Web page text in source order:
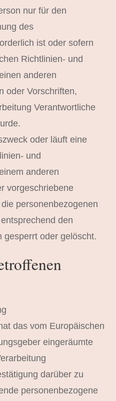
nur für den
des
ist oder sofern
Richtlinien- und
anderen
oder Vorschriften,
Verantwortliche
oder läuft eine
und
anderen
vorgeschriebene
personenbezogenen
den
gesperrt oder gelöscht.
das vom Europäischen
eingeräumte
darüber zu
personenbezogene